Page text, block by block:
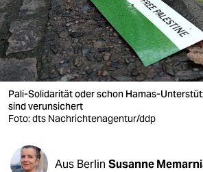
wahrheit
verlag
verlag
veranstaltungen
fragen & hilfe
Pali-Solidarität oder schon Hamas-
sind verunsichert
Foto: dts Nachrichtenagentur/ddp
Aus Berlin Susanne